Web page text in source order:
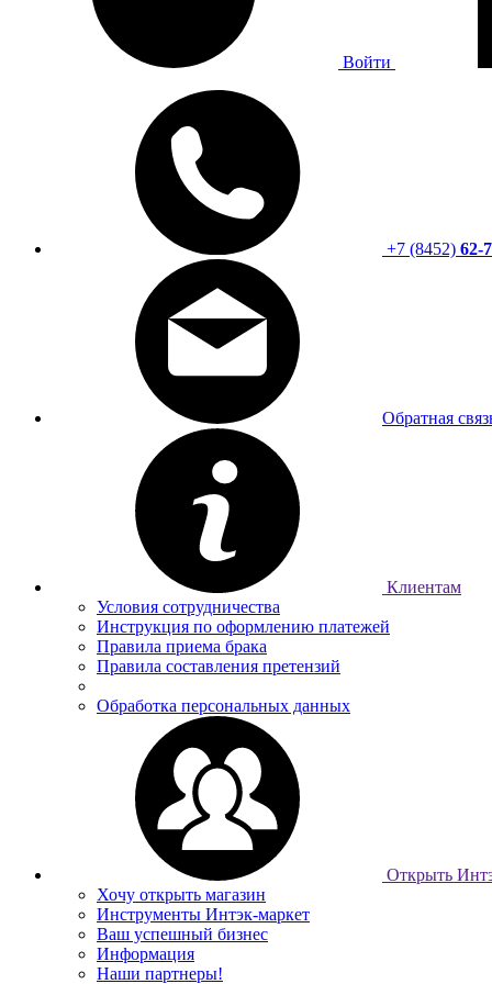
Войти
+7 (8452) 62-
Обратная
Клиентам
Условия сотрудничества
Инструкция по оформлению платежей
Правила приема брака
Правила составления претензий
Обработка персональных данных
Открыть
Хочу открыть магазин
Инструменты Интэк-маркет
Ваш успешный бизнес
Информация
Наши партнеры!